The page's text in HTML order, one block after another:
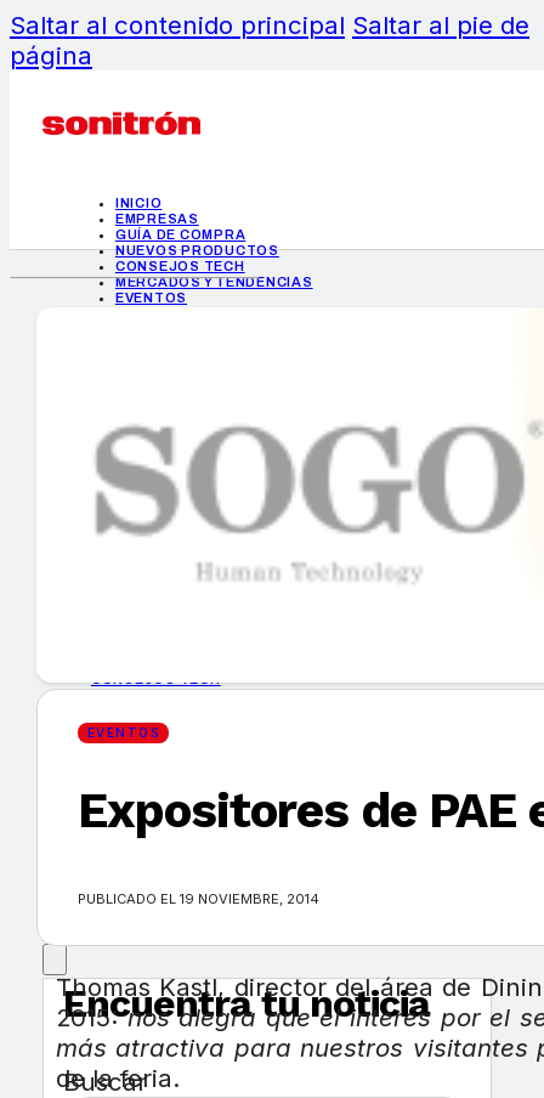
Saltar al contenido principal Saltar al pie de
página
INICIO
EMPRESAS
GUÍA DE COMPRA
NUEVOS PRODUCTOS
CONSEJOS TECH
MERCADOS Y TENDENCIAS
EVENTOS
INICIO
EMPRESAS
GUÍA DE COMPRA
MERCADOS Y TENDENCIAS
Encuentra tu noticia
Buscar
EVENTOS
Expositores de PAE
PUBLICADO EL 19 NOVIEMBRE, 2014
Thomas Kastl, director del área de
2015:nos alegra que el interés por el
más atractiva para nuestros visitantes
de la feria.